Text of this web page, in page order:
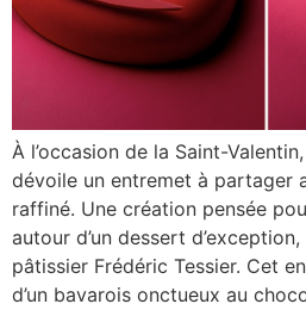
À l’occasion de la Saint-
dévoile un entremet à partager
raffiné. Une création pensée
autour d’un dessert
pâtissier Frédéric Tessier. Cet
d’un bavarois onctueux au